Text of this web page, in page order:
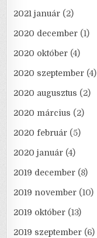
2021 január (2)
2020 december (1)
2020 október (4)
2020 szeptember (4)
2020 augusztus (2)
2020 március (2)
2020 február (5)
2020 január (4)
2019 december (8)
2019 november (10)
2019 október (13)
2019 szeptember (6)